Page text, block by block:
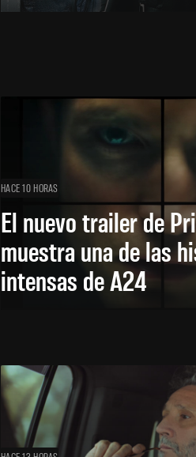
HACE 10 HORAS
El nuevo trailer de
muestra una de las
intensas de A24